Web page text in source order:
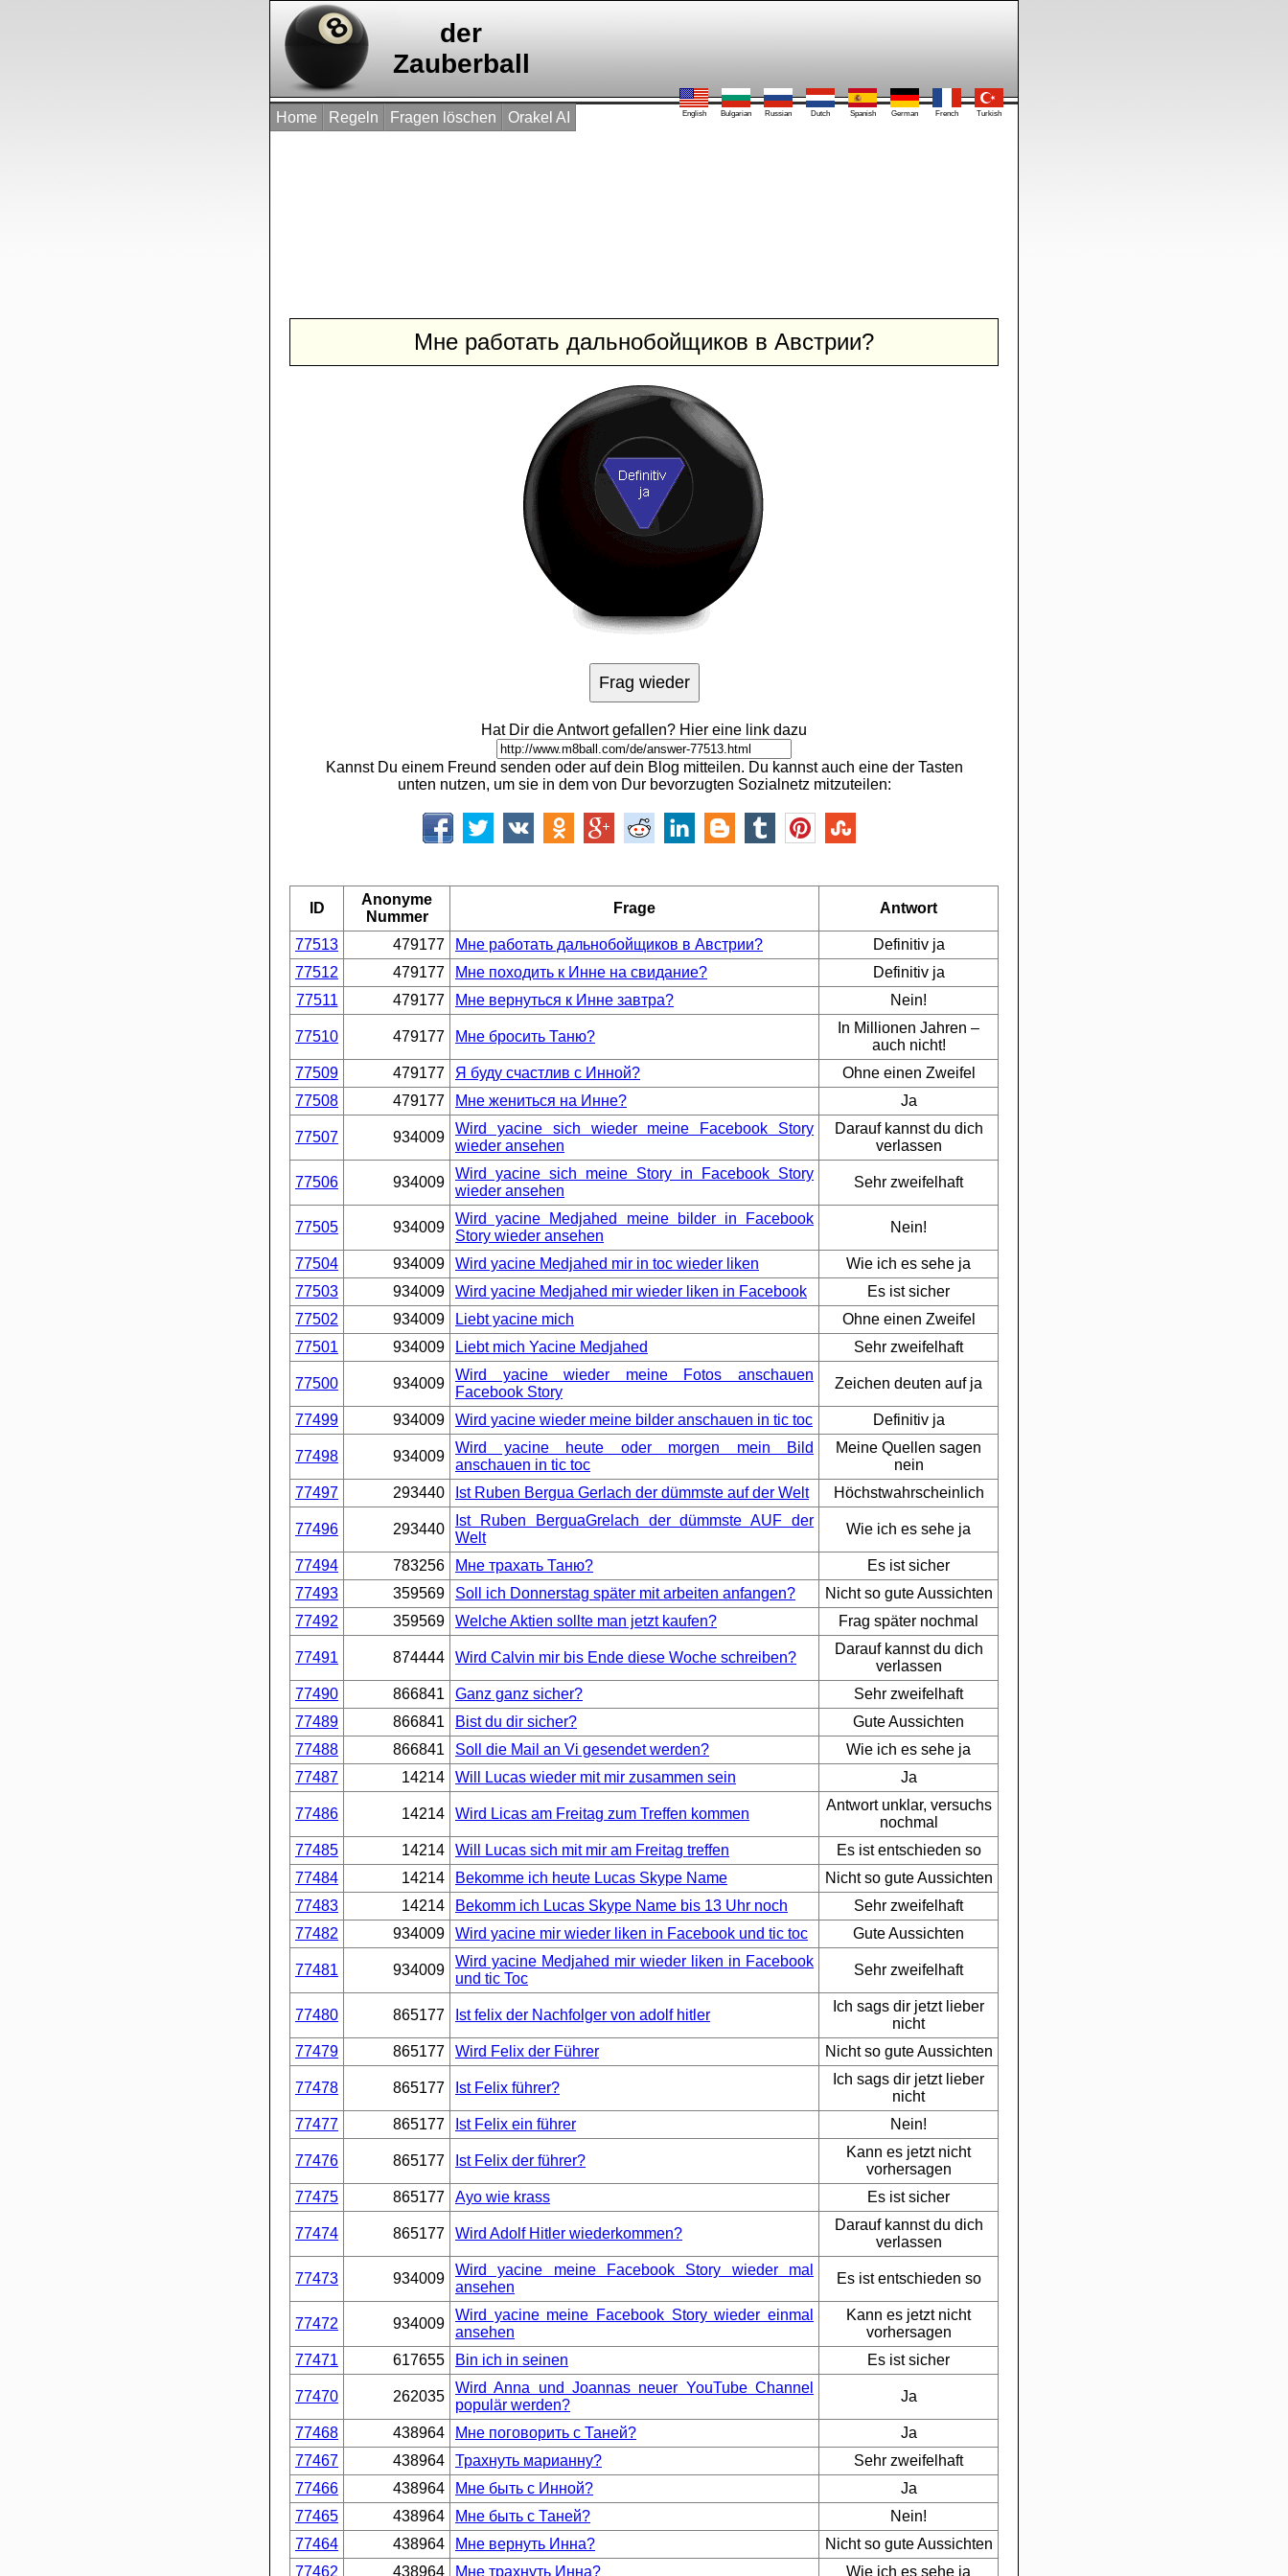
der
Zauberball
English Bulgarian Russian Dutch Spanish German French Turkish
Home Regeln Fragen löschen Orakel AI
Мне работать дальнобойщиков в Австрии?
Hat Dir die Antwort gefallen? Hier eine link dazu
Kannst Du einem Freund senden oder auf dein Blog mitteilen. Du kannst auch eine der Tasten
unten nutzen, um sie in dem von Dur bevorzugten Sozialnetz mitzuteilen:
ID
Anonyme
Nummer
Frage Antwort
77513 479177 Мне работать дальнобойщиков в Австрии?
Definitiv ja
77512
479177 Мне походить к Инне на свидание?
Definitiv ja
77511
479177 Мне вернуться к Инне завтра? Nein!
77510 479177 Мне бросить Таню?
In Millionen Jahren –
auch nicht!
77509
479177 Я буду счастлив с Инной?
Ohne einen Zweifel
77508
479177 Мне жениться на Инне? Ja
77507 934009
Wird yacine sich wieder meine Facebook Story
wieder ansehen
Darauf kannst du dich
verlassen
77506 934009
Wird yacine sich meine Story in Facebook Story
wieder ansehen
Sehr zweifelhaft
77505 934009
Wird yacine Medjahed meine bilder in Facebook
Story wieder ansehen
Nein!
77504 934009 Wird yacine Medjahed mir in toc wieder liken
Wie ich es sehe ja
77503
934009 Wird yacine Medjahed mir wieder liken in Facebook
Es ist sicher
77502
934009 Liebt yacine mich
Ohne einen Zweifel
77501
934009 Liebt mich Yacine Medjahed Sehr zweifelhaft
77500 934009
Wird yacine wieder meine Fotos anschauen
Facebook Story
Zeichen deuten auf ja
77499 934009 Wird yacine wieder meine bilder anschauen in tic toc Definitiv ja
77498 934009
Wird yacine heute oder morgen mein Bild
anschauen in tic toc
Meine Quellen sagen
nein
77497
293440 Ist Ruben Bergua Gerlach der dümmste auf der Welt Höchstwahrscheinlich
77496 293440
Ist Ruben BerguaGrelach der dümmste AUF der
Welt
Wie ich es sehe ja
77494 783256 Мне трахать Таню?
Es ist sicher
77493
359569 Soll ich Donnerstag später mit arbeiten anfangen?
Nicht so gute Aussichten
77492
359569 Welche Aktien sollte man jetzt kaufen? Frag später nochmal
77491 874444 Wird Calvin mir bis Ende diese Woche schreiben?
Darauf kannst du dich
verlassen
77490
866841 Ganz ganz sicher?
Sehr zweifelhaft
77489
866841 Bist du dir sicher?
Gute Aussichten
77488
866841 Soll die Mail an Vi gesendet werden?
Wie ich es sehe ja
77487
14214 Will Lucas wieder mit mir zusammen sein Ja
77486 14214 Wird Licas am Freitag zum Treffen kommen
Antwort unklar, versuchs
nochmal
77485
14214 Will Lucas sich mit mir am Freitag treffen
Es ist entschieden so
77484
14214 Bekomme ich heute Lucas Skype Name
Nicht so gute Aussichten
77483
14214 Bekomm ich Lucas Skype Name bis 13 Uhr noch
Sehr zweifelhaft
77482
934009 Wird yacine mir wieder liken in Facebook und tic toc Gute Aussichten
77481 934009
Wird yacine Medjahed mir wieder liken in Facebook
und tic Toc
Sehr zweifelhaft
77480 865177 Ist felix der Nachfolger von adolf hitler
Ich sags dir jetzt lieber
nicht
77479
865177 Wird Felix der Führer Nicht so gute Aussichten
77478 865177 Ist Felix führer?
Ich sags dir jetzt lieber
nicht
77477
865177 Ist Felix ein führer Nein!
77476 865177 Ist Felix der führer?
Kann es jetzt nicht
vorhersagen
77475
865177 Ayo wie krass Es ist sicher
77474 865177 Wird Adolf Hitler wiederkommen?
Darauf kannst du dich
verlassen
77473 934009
Wird yacine meine Facebook Story wieder mal
ansehen
Es ist entschieden so
77472 934009
Wird yacine meine Facebook Story wieder einmal
ansehen
Kann es jetzt nicht
vorhersagen
77471
617655 Bin ich in seinen Es ist sicher
77470 262035
Wird Anna und Joannas neuer YouTube Channel
populär werden?
Ja
77468 438964 Мне поговорить с Таней?
Ja
77467
438964 Трахнуть марианну?
Sehr zweifelhaft
77466
438964 Мне быть с Инной?
Ja
77465
438964 Мне быть с Таней?
Nein!
77464
438964 Мне вернуть Инна?
Nicht so gute Aussichten
77462
438964 Мне трахнуть Инна? Wie ich es sehe ja